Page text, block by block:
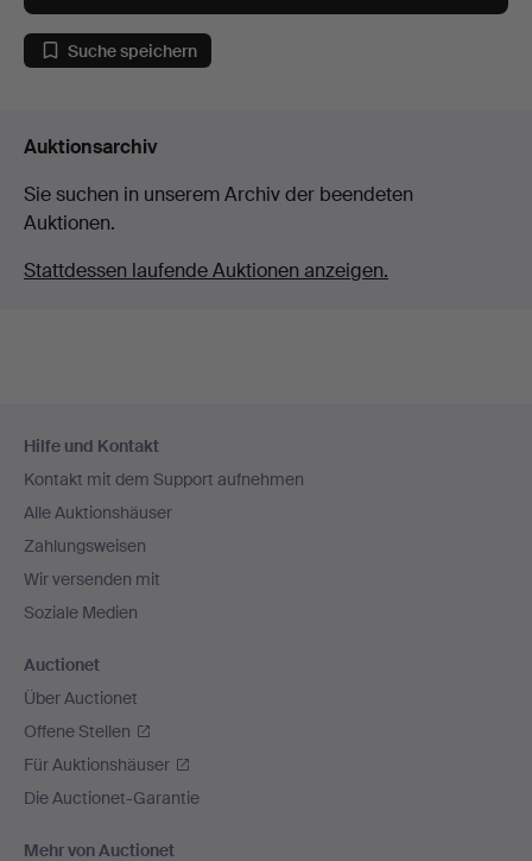
Suche speichern
Auktionsarchiv
Sie suchen in unserem Archiv der beendeten
Auktionen.
Stattdessen laufende Auktionen anzeigen.
Navigation
Hilfe und Kontakt
Kontakt mit dem Support aufnehmen
Alle Auktionshäuser
Zahlungsweisen
Wir versenden mit
Soziale Medien
Auctionet
Über Auctionet
Offene Stellen
Für Auktionshäuser
Die Auctionet-Garantie
Mehr von Auctionet